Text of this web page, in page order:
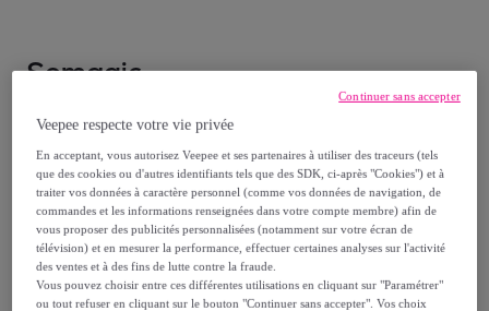
Somagic
Tôle arriere
Modèle : Tôle arriere
24,90 €
Reprise possible de votre ancien produit,
Veepee respecte votre vie privée
En acceptant, vous autorisez Veepee et ses partenaires à utiliser des traceurs (tels
que des cookies ou d'autres identifiants tels que des SDK, ci-après "Cookies") et à
traiter vos données à caractère personnel (comme vos données de navigation, de
commandes et les informations renseignées dans votre compte membre) afin de
vous proposer des publicités personnalisées (notamment sur votre écran de
télévision) et en mesurer la performance, effectuer certaines analyses sur l'activité
des ventes et à des fins de lutte contre la fraude.
Vous pouvez choisir entre ces différentes utilisations en cliquant sur "Paramétrer"
ou tout refuser en cliquant sur le bouton "Continuer sans accepter". Vos choix
Continuer sans accepter